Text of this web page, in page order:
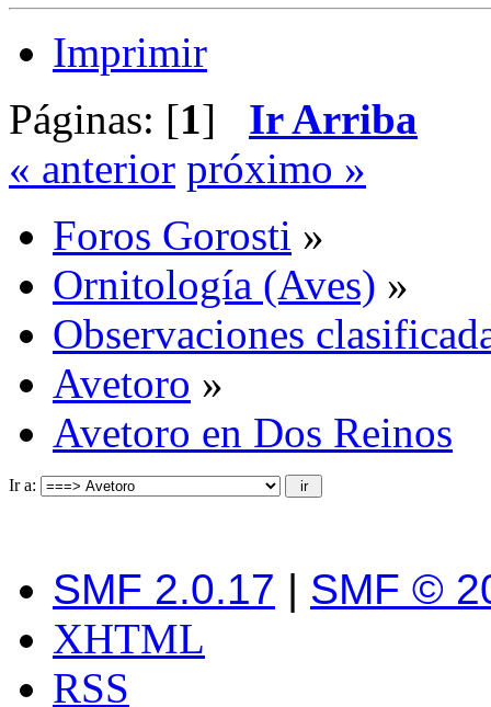
Imprimir
Páginas: [1] Ir Arriba
« anterior próximo »
Foros Gorosti »
Ornitología (Aves) »
Observaciones
Avetoro »
Avetoro en Dos Reinos
Ir a:
SMF 2.0.17 | SMF ©
XHTML
RSS